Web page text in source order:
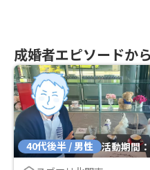
成婚者エピソードか
40代後半 / 男性
活動期間